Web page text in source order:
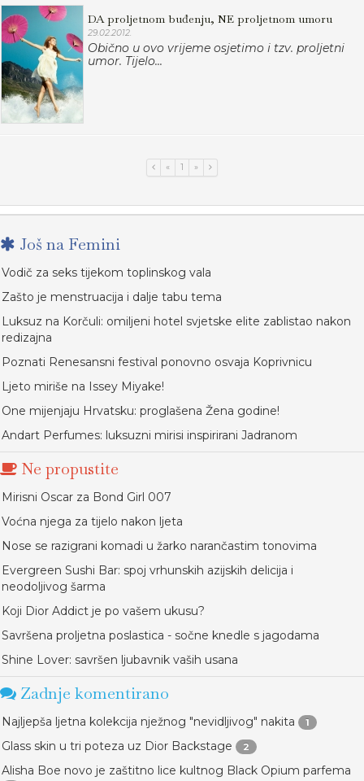
DA proljetnom buđenju, NE proljetnom umoru
29.02.2012.
Obično u ovo vrijeme osjetimo i tzv. proljetni
umor. Tijelo...
« 1 »
Još na Femini
Vodič za seks tijekom toplinskog vala
Zašto je menstruacija i dalje tabu tema
Luksuz na Korčuli: omiljeni hotel svjetske elite zablistao nakon
redizajna
Poznati Renesansni festival ponovno osvaja Koprivnicu
Ljeto miriše na Issey Miyake!
One mijenjaju Hrvatsku: proglašena Žena godine!
Andart Perfumes: luksuzni mirisi inspirirani Jadranom
Ne propustite
Mirisni Oscar za Bond Girl 007
Voćna njega za tijelo nakon ljeta
Nose se razigrani komadi u žarko narančastim tonovima
Evergreen Sushi Bar: spoj vrhunskih azijskih delicija i
neodoljivog šarma
Koji Dior Addict je po vašem ukusu?
Savršena proljetna poslastica - sočne knedle s jagodama
Shine Lover: savršen ljubavnik vaših usana
Zadnje komentirano
Najljepša ljetna kolekcija nježnog "nevidljivog" nakita 1
Glass skin u tri poteza uz Dior Backstage 2
Alisha Boe novo je zaštitno lice kultnog Black Opium parfema